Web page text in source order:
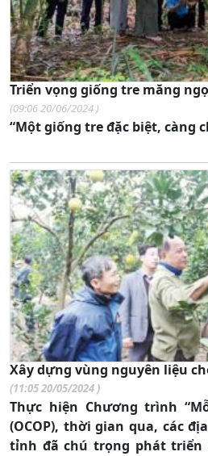
Triển vọng giống tre măng
(09:06 20/06/2024 )
“Một giống tre đặc biệt, càng
Xây dựng vùng nguyên liệu
(11:05 20/05/2024 )
Thực hiện Chương trình
(OCOP), thời gian qua, các
tỉnh đã chú trọng phát triển